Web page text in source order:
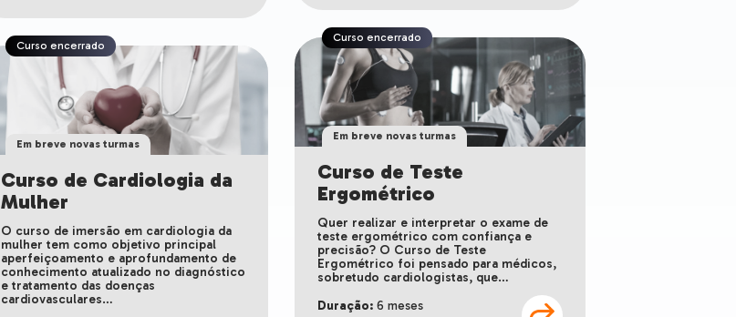
Curso encerrado
Em breve novas turmas
Curso de Teste
Ergométrico
Quer realizar e interpretar o exame de
teste ergométrico com confiança e
precisão? O Curso de Teste
Ergométrico foi pensado para médicos,
sobretudo cardiologistas, que…
Duração:6 meses
Curso encerrado
Em breve novas turmas
Curso de Cardiologia da
Mulher
O curso de imersão em cardiologia da
mulher tem como objetivo principal
aperfeiçoamento e aprofundamento de
conhecimento atualizado no diagnóstico
e tratamento das doenças
cardiovasculares…